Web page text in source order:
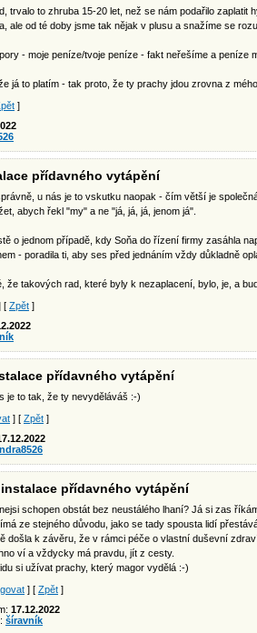
trvalo to zhruba 15-20 let, než se nám podařilo zaplatit
ale od té doby jsme tak nějak v plusu a snažíme se
- moje peníze/tvoje peníze - fakt neřešíme a peníze
já to platím - tak proto, že ty prachy jdou zrovna z
]
přídavného vytápění
u nás je to vskutku naopak - čím větší je
abych řekl "my" a ne "já, já, já, jenom já".
o jednom případě, kdy Soňa do řízení firmy zasáhla
- poradila ti, aby ses před jednáním vždy důkladně
že takových rad, které byly k nezaplacení, bylo, je, a
[ Zpět ]
přídavného vytápění
je to tak, že ty nevyděláváš :-)
] [ Zpět ]
instalace přídavného vytápění
schopen obstát bez neustálého lhaní? Já si zas
ze stejného důvodu, jako se tady spousta lidí
došla k závěru, že v rámci péče o vlastní duševní
ví a vždycky má pravdu, jít z cesty.
si užívat prachy, který magor vydělá :-)
] [ Zpět ]
17.12.2022
šíravník